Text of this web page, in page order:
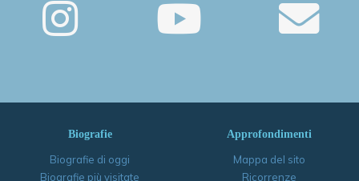
Biografie
Biografie di oggi
Biografie più visitate
Approfondimenti
Mappa del sito
Ricorrenze